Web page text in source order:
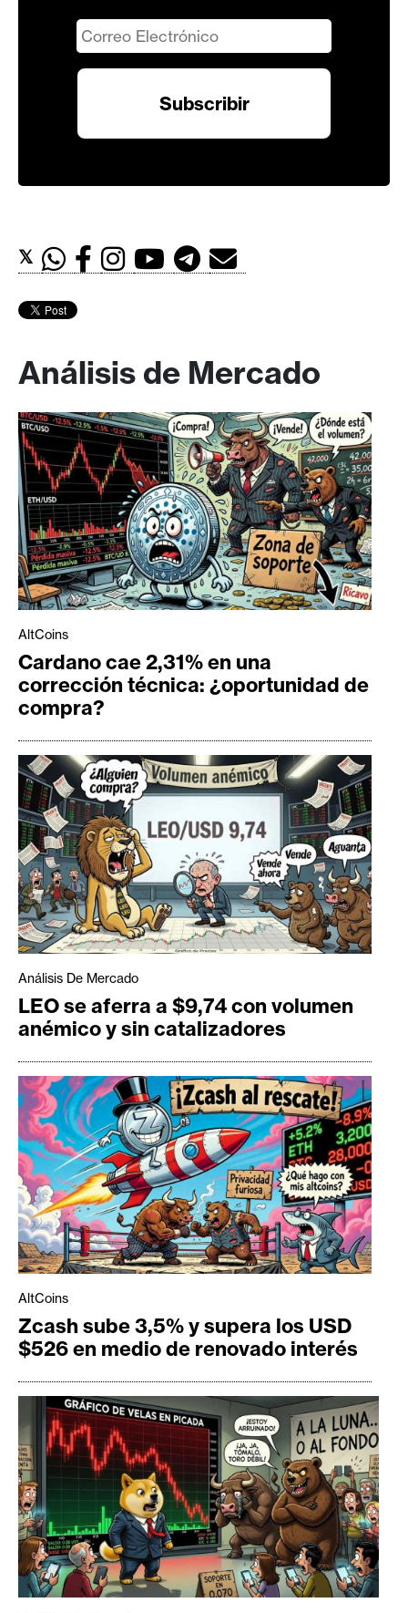
𝕏
Análisis de Mercado
AltCoins
Cardano cae 2,31% en una
corrección técnica: ¿oportunidad de
compra?
Análisis De Mercado
LEO se aferra a $9,74 con volumen
anémico y sin catalizadores
AltCoins
Zcash sube 3,5% y supera los USD
$526 en medio de renovado interés